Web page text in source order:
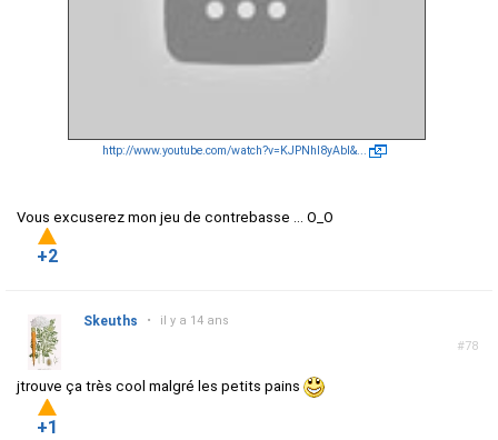
http://www.youtube.com/watch?v=KJPNhI8yAbI&...
Vous excuserez mon jeu de contrebasse ... O_O
+2
#78
Skeuths • il y a 14 ans
jtrouve ça très cool malgré les petits pains
+1